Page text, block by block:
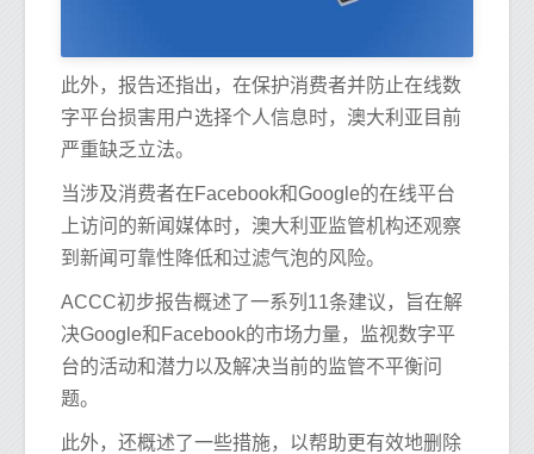
此外，报告还指出，在保护消费者并防止在线数
字平台损害用户选择个人信息时，澳大利亚目前
严重缺乏立法。
当涉及消费者在Facebook和Google的在线平台
上访问的新闻媒体时，澳大利亚监管机构还观察
到新闻可靠性降低和过滤气泡的风险。
ACCC初步报告概述了一系列11条建议，旨在解
决Google和Facebook的市场力量，监视数字平
台的活动和潜力以及解决当前的监管不平衡问
题。
此外，还概述了一些措施，以帮助更有效地删除